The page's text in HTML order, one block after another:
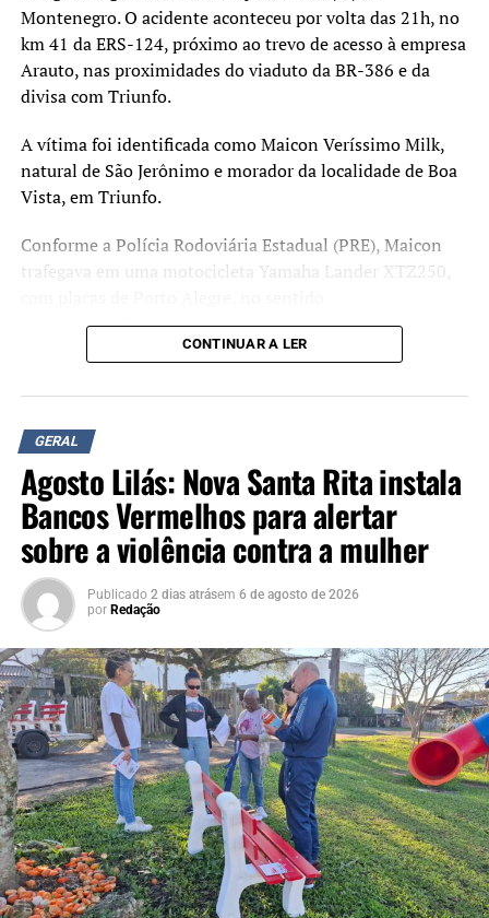
Montenegro. O acidente aconteceu por volta das 21h, no
km 41 da ERS-124, próximo ao trevo de acesso à empresa
Arauto, nas proximidades do viaduto da BR-386 e da
divisa com Triunfo.
A vítima foi identificada como Maicon Veríssimo Milk,
natural de São Jerônimo e morador da localidade de Boa
Vista, em Triunfo.
Conforme a Polícia Rodoviária Estadual (PRE), Maicon
trafegava em uma motocicleta Yamaha Lander XTZ250,
Montenegro/Triunfo, quando uma árvore, que seria um
eucalipto de grande porte, caiu sobre a pista e atingiu o
temporal.
Equipes do Corpo de Bombeiros Militar atenderam a
ocorrência, mas o motociclista morreu no local.
Na mesma rodovia, na altura do bairro Estação, outra
queda de árvore atingiu um carro e bloqueou
parcialmente a pista. Ninguém ficou ferido. Os bombeiros
realizaram a remoção da árvore e do veículo para a
liberação do trânsito.
CONTINUAR A LER
GERAL
Agosto Lilás: Nova Santa Rita instala
Bancos Vermelhos para alertar
sobre a violência contra a mulher
Publicado 2 dias atrásem 6 de agosto de 2026
por Redação